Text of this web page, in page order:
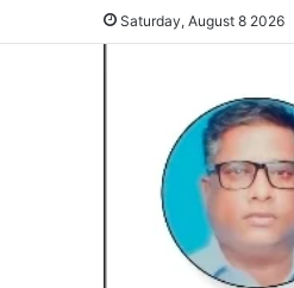
Saturday, August 8 2026